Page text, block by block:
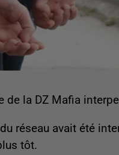
de la DZ Mafia
réseau avait été
tôt.